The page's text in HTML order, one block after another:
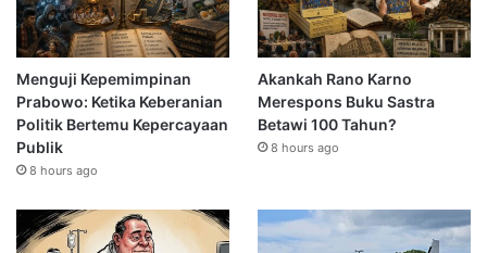
Menguji Kepemimpinan
Prabowo: Ketika Keberanian
Politik Bertemu Kepercayaan
Publik
8 hours ago
Akankah Rano Karno
Merespons Buku Sastra
Betawi 100 Tahun?
8 hours ago